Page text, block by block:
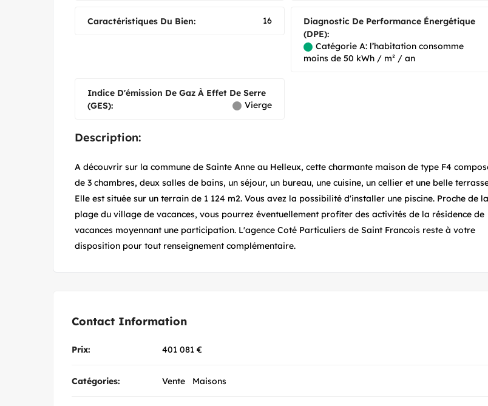
Caractéristiques Du Bien: 16
Diagnostic De Performance Énergétique
(DPE):
Catégorie A: l’habitation consomme
moins de 50 kWh / m² / an
Indice D'émission De Gaz À Effet De Serre
(GES):
Vierge
Description:
A découvrir sur la commune de Sainte Anne au Helleux, cette charmante maison de type F4
de 3 chambres, deux salles de bains, un séjour, un bureau, une cuisine, un cellier et une belle
Elle est située sur un terrain de 1 124 m2. Vous avez la possibilité d'installer une piscine. Proche de la
plage du village de vacances, vous pourrez éventuellement profiter des activités de la résidence de
vacances moyennant une participation. L'agence Coté Particuliers de Saint Francois reste à votre
disposition pour tout renseignement complémentaire.
Contact Information
Prix: 401 081 €
Catégories: Vente Maisons